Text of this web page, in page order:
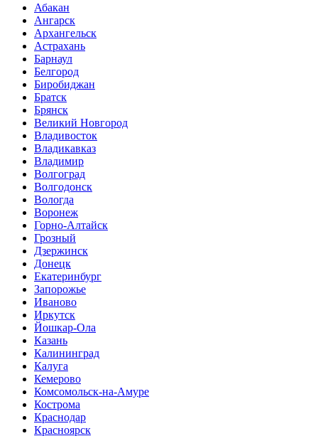
Абакан
Ангарск
Архангельск
Астрахань
Барнаул
Белгород
Биробиджан
Братск
Брянск
Великий Новгород
Владивосток
Владикавказ
Владимир
Волгоград
Волгодонск
Вологда
Воронеж
Горно-Алтайск
Грозный
Дзержинск
Донецк
Екатеринбург
Запорожье
Иваново
Иркутск
Йошкар-Ола
Казань
Калининград
Калуга
Кемерово
Комсомольск-на-Амуре
Кострома
Краснодар
Красноярск